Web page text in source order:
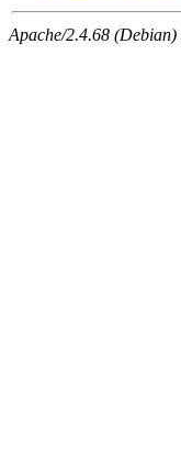
Apache/2.4.68